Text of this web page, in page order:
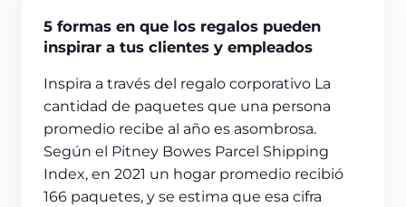
5 formas en que los regalos pueden
inspirar a tus clientes y empleados
Inspira a través del regalo corporativo La
cantidad de paquetes que una persona
promedio recibe al año es asombrosa.
Según el Pitney Bowes Parcel Shipping
Index, en 2021 un hogar promedio recibió
166 paquetes, y se estima que esa cifra